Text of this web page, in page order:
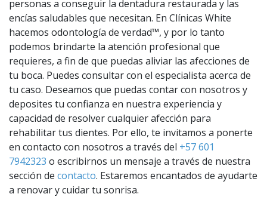
personas a conseguir la dentadura restaurada y las
encías saludables que necesitan. En Clínicas White
hacemos odontología de verdad™, y por lo tanto
podemos brindarte la atención profesional que
requieres, a fin de que puedas aliviar las afecciones de
tu boca. Puedes consultar con el especialista acerca de
tu caso. Deseamos que puedas contar con nosotros y
deposites tu confianza en nuestra experiencia y
capacidad de resolver cualquier afección para
rehabilitar tus dientes. Por ello, te invitamos a ponerte
en contacto con nosotros a través del +57 601
7942323 o escribirnos un mensaje a través de nuestra
sección de contacto. Estaremos encantados de ayudarte
a renovar y cuidar tu sonrisa.